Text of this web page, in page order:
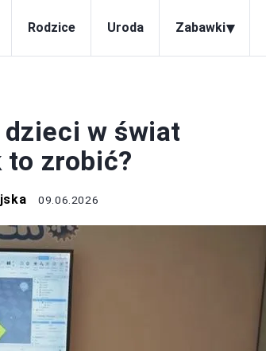
Rodzice Uroda Zabawki▾
w świat
to zrobić?
09.06.2026